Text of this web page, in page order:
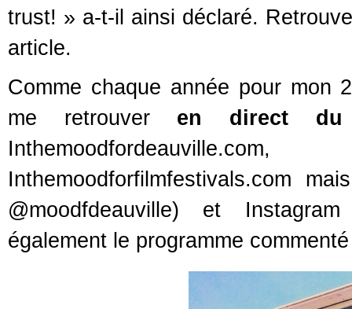
trust! » a-t-il ainsi déclaré.
article.
Comme chaque année pour mon
me retrouver en direct du
Inthemoodforfilmfestivals.com
@moodfdeauville) et
également le programme